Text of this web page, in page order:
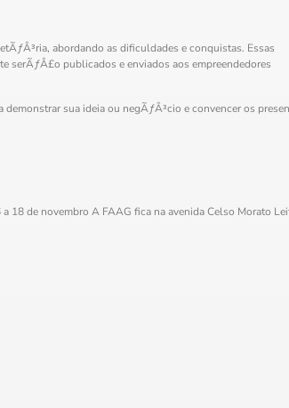
abordando as dificuldades e conquistas. Essas
serÃƒÂ£o publicados e enviados aos empreendedores
sua ideia ou negÃƒÂ³cio e convencer os
18 de novembro A FAAG fica na avenida Celso Morato